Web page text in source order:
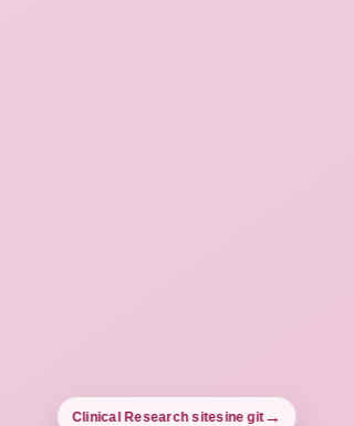
Clinical Research sitesine git